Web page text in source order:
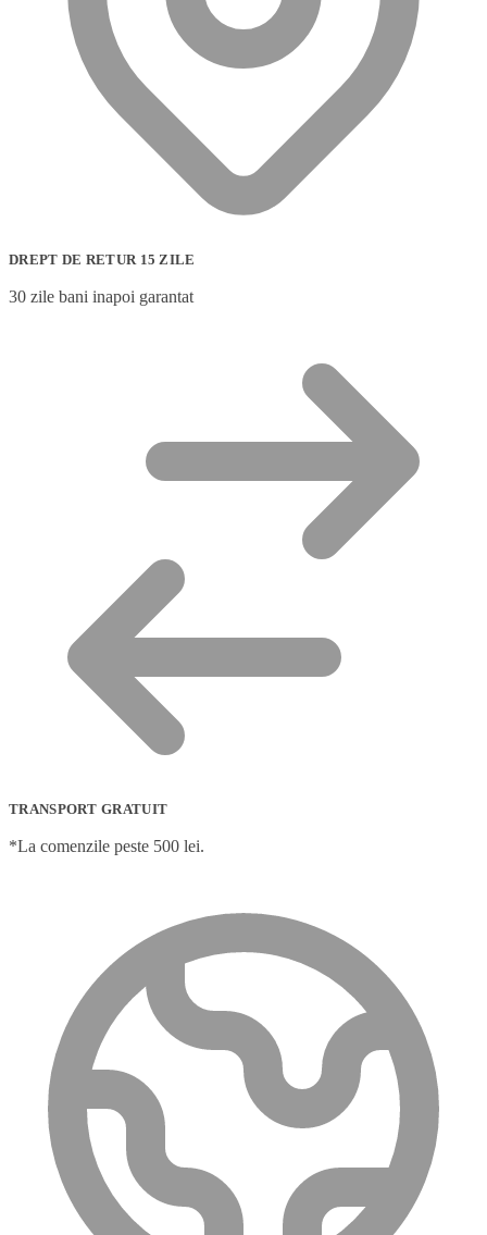
DREPT DE RETUR 15 ZILE
30 zile bani inapoi garantat
TRANSPORT GRATUIT
*La comenzile peste 500 lei.